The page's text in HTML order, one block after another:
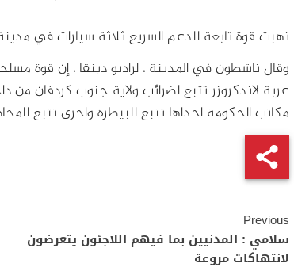
نهبت قوة تابعة للدعم السريع ثلاثة سيارات في مدينة
وقال ناشطون في المدينة ، لراديو دبنقا ، إن قوة
عربة لاندكروزر تتبع لضرائب ولاية جنوب كردفان
مكاتب الحكومة احداها تتبع للبيطرة واخرى تتبع
Continue
Reading
Previous
سلامي : المدنيين بما فيهم اللاجئون يتعرضون
لانتهاكات مروعة